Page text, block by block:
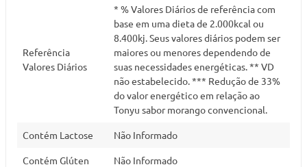
Referência
Valores Diários
* % Valores Diários de referência com
base em uma dieta de 2.000kcal ou
8.400kj. Seus valores diários podem ser
maiores ou menores dependendo de
suas necessidades energéticas. ** VD
não estabelecido. *** Redução de 33%
do valor energético em relação ao
Tonyu sabor morango convencional.
Contém Lactose Não Informado
Contém Glúten Não Informado